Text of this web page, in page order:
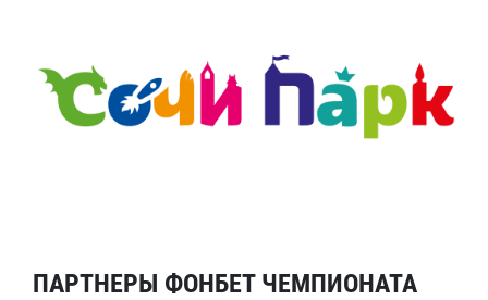
ПАРТНЕРЫ ФОНБЕТ ЧЕМПИОНАТА